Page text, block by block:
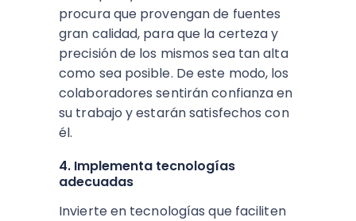
procura que provengan de fuentes
gran calidad, para que la certeza y
precisión de los mismos sea tan alta
como sea posible. De este modo, los
colaboradores sentirán confianza en
su trabajo y estarán satisfechos con
él.
4. Implementa tecnologías
adecuadas
Invierte en tecnologías que faciliten